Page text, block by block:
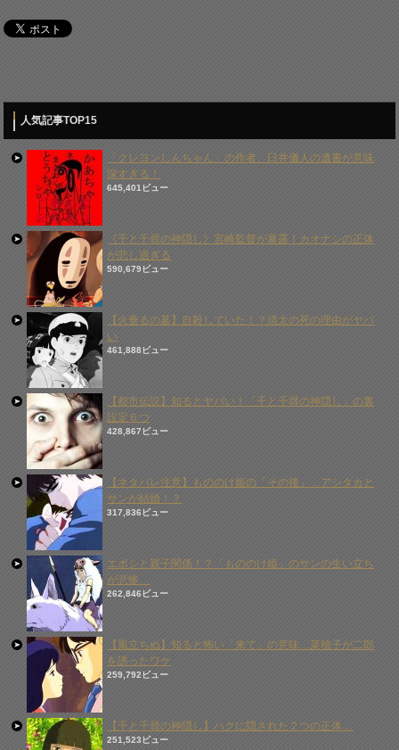
人気記事TOP15
「クレヨンしんちゃん」の作者、臼井儀人の遺書が意味
深すぎる！
645,401ビュー
《千と千尋の神隠し》宮崎監督が暴露！カオナシの正体
が悲し過ぎる
590,679ビュー
【火垂るの墓】自殺していた！？清太の死の理由がヤバ
い
461,888ビュー
【都市伝説】知るとヤバい！「千と千尋の神隠し」の裏
設定６つ
428,867ビュー
【ネタバレ注意】もののけ姫の「その後」…アシタカと
サンが結婚！？
317,836ビュー
エボシと親子関係！？「もののけ姫」のサンの生い立ち
が悲惨…
262,846ビュー
【風立ちぬ】知ると怖い「来て」の意味…菜穂子が二郎
を誘ったワケ
259,792ビュー
【千と千尋の神隠し】ハクに隠された２つの正体…
251,523ビュー